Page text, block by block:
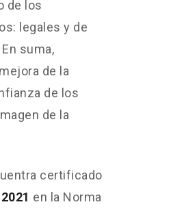
de los
legales y de
suma,
de la
de los
de la
certificado
2021 en la Norma